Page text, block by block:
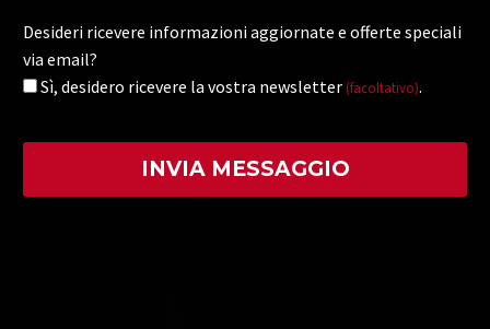
Desideri ricevere informazioni aggiornate e offerte speciali
via email?
Sì, desidero ricevere la vostra newsletter (facoltativo).